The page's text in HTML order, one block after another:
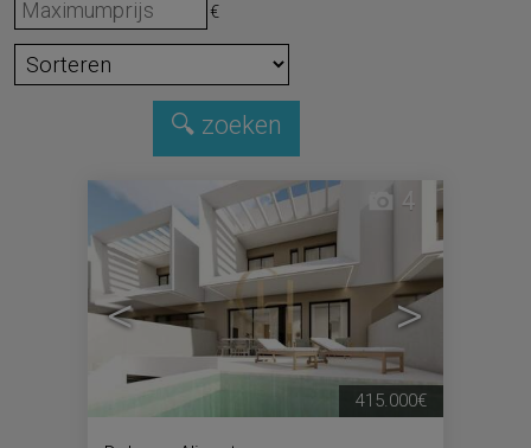
€
< >
4
415.000€